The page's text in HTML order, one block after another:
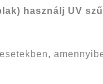
használj UV